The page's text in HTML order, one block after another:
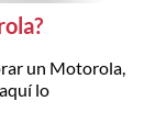
un Motorola,
lo